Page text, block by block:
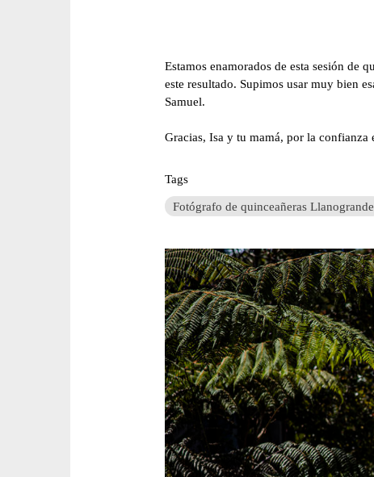
Estamos enamorados de esta sesión de
este resultado. Supimos usar muy bien
Samuel.
Gracias, Isa y tu mamá, por la confianza
Tags
Fotógrafo de quinceañeras Llanogrande